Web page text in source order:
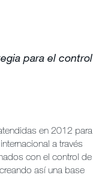
para el control
en 2012 para
a través
con el control de
así una base